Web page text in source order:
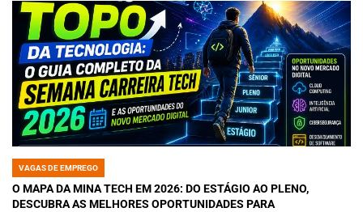
POSTED
IN
VAGAS DE EMPREGO
O MAPA DA MINA TECH EM 2026: DO ESTÁGIO AO PLENO,
DESCUBRA AS MELHORES OPORTUNIDADES PARA